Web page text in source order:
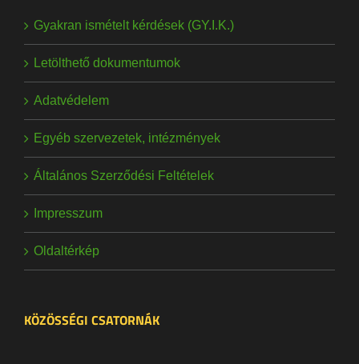
Gyakran ismételt kérdések (GY.I.K.)
Letölthető dokumentumok
Adatvédelem
Egyéb szervezetek, intézmények
Általános Szerződési Feltételek
Impresszum
Oldaltérkép
KÖZÖSSÉGI CSATORNÁK